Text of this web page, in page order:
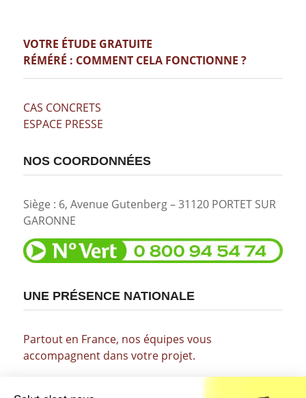
VOTRE ÉTUDE GRATUITE
RÉMÉRÉ : COMMENT CELA FONCTIONNE ?
CAS CONCRETS
ESPACE PRESSE
NOS COORDONNÉES
Siège : 6, Avenue Gutenberg – 31120 PORTET SUR
GARONNE
UNE PRÉSENCE NATIONALE
Partout en France, nos équipes vous
accompagnent dans votre projet.